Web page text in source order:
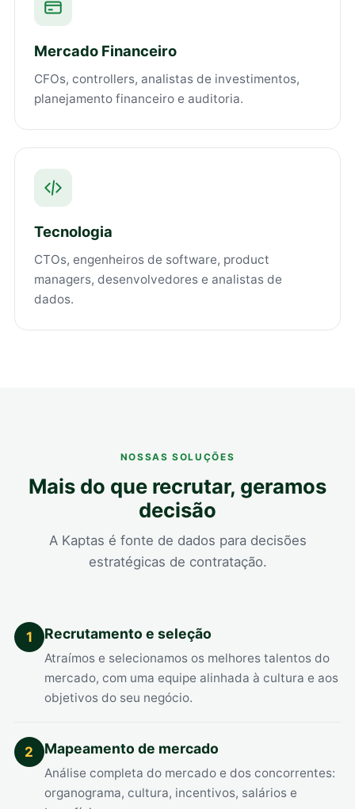
Mercado Financeiro
CFOs, controllers, analistas de investimentos,
planejamento financeiro e auditoria.
Tecnologia
CTOs, engenheiros de software, product
managers, desenvolvedores e analistas de
dados.
NOSSAS SOLUÇÕES
Mais do que recrutar, geramos
decisão
A Kaptas é fonte de dados para decisões
estratégicas de contratação.
1 Recrutamento e seleção
Atraímos e selecionamos os melhores talentos do
mercado, com uma equipe alinhada à cultura e aos
objetivos do seu negócio.
2 Mapeamento de mercado
Análise completa do mercado e dos concorrentes:
organograma, cultura, incentivos, salários e